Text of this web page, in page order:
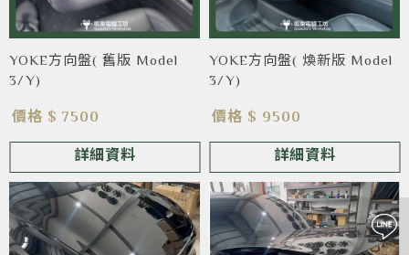
YOKE方向盤( 舊版 Model
3/Y)
價格 $ 7500
詳細資料
YOKE方向盤( 煥新版 Model
3/Y)
價格 $ 9500
詳細資料